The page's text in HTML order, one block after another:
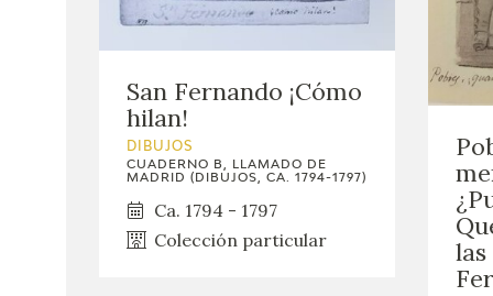
San Fernando ¡Cómo
hilan!
DIBUJOS
CUADERNO B, LLAMADO DE
MADRID (DIBUJOS, CA. 1794-1797)
Ca. 1794 - 1797
Colección particular
las